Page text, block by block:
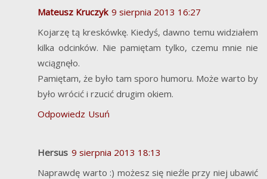
Mateusz Kruczyk 9 sierpnia 2013 16:27
Kojarzę tą kreskówkę. Kiedyś, dawno temu widziałem
kilka odcinków. Nie pamiętam tylko, czemu mnie nie
wciągnęło.
Pamiętam, że było tam sporo humoru. Może warto by
było wrócić i rzucić drugim okiem.
Odpowiedz Usuń
Hersus 9 sierpnia 2013 18:13
Naprawdę warto :) możesz się nieźle przy niej ubawić